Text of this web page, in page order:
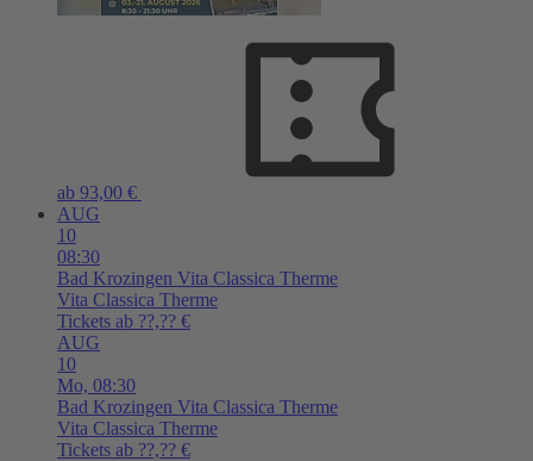
ab 93,00 €
AUG
10
08:30
Bad Krozingen Vita Classica Therme
Vita Classica Therme
Tickets ab ??,?? €
AUG
10
Mo, 08:30
Bad Krozingen Vita Classica Therme
Vita Classica Therme
Tickets ab ??,?? €